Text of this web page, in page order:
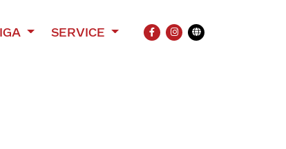
SERVICE
FACEBOOK
INSTAGRAM
Übersetzung